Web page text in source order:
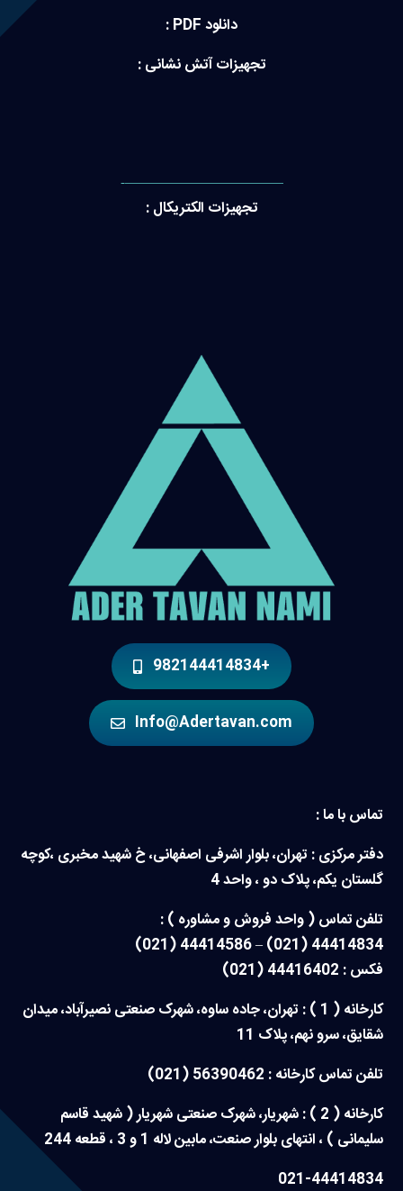
دانلود PDF :
تجهیزات آتش نشانی :
———————————-
تجهیزات الکتریکال :
+982144414834
Info@Adertavan.com
تماس با ما :
دفتر مرکزی : تهران، بلوار اشرفی اصفهانی، خ شهید مخبری ،کوچه
گلستان یکم، پلاک دو ، واحد 4
تلفن تماس ( واحد فروش و مشاوره ) :
44414834 (021) – 44414586 (021)
فکس : 44416402 (021)
کارخانه ( 1 ) : تهران، جاده ساوه، شهرک صنعتی نصیرآباد، میدان
شقایق، سرو نهم، پلاک 11
تلفن تماس کارخانه : 56390462 (021)
کارخانه ( 2 ) : شهریار، شهرک صنعتی شهریار ( شهید قاسم
سلیمانی ) ، انتهای بلوار صنعت، مابین لاله 1 و 3 ، قطعه 244
021-44414834